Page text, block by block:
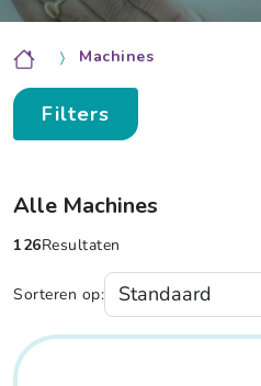
Machines
Filters
Alle Machines
126Resultaten
Sorteren op: